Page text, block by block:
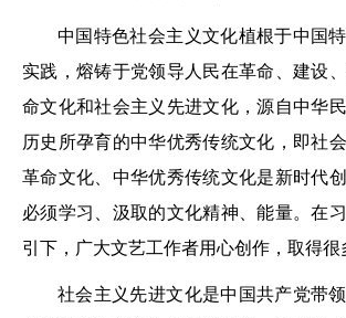
中国特色社会主义文化植根于中国
实践，熔铸于党领导人民在革命、建设
命文化和社会主义先进文化，源自中华
历史所孕育的中华优秀传统文化，即社
革命文化、中华优秀传统文化是新时代
必须学习、汲取的文化精神、能量。在
引下，广大文艺工作者用心创作，取得很
社会主义先进文化是中国共产党带